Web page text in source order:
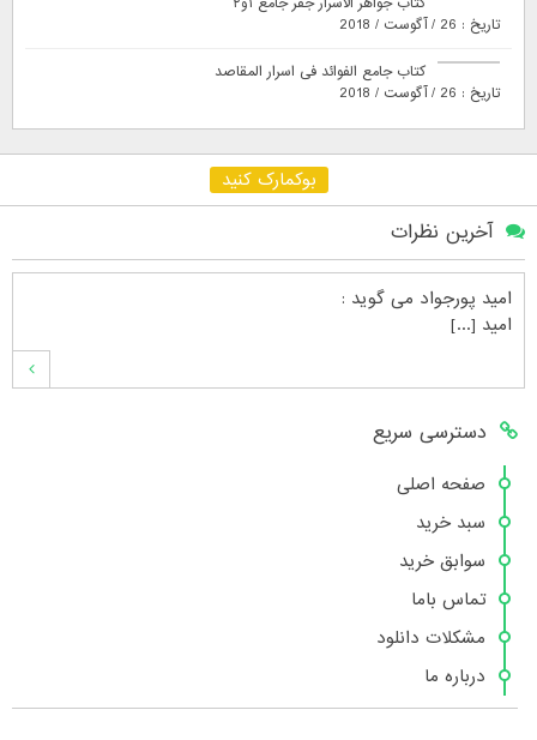
تاریخ : 26 / آگوست / 2018
کتاب جامع الفوائد فی اسرار المقاصد
تاریخ : 26 / آگوست / 2018
بوکمارک کنید
آخرین نظرات
امید پورجواد می گوید :
امید [...]
محمدشهنوازیمی گوید :
سلام بنده محمد شهنوازی فقط بوسیله ا [...]
محمدمی گوید :
سلام تعداد کتاب۶در سایت زیاد نیست [...]
هانیه عسگری
بسیار عالی [...]
دسترسی سریع
صفحه اصلی
سبد خرید
سوابق خرید
تماس باما
مشکلات دانلود
درباره ما